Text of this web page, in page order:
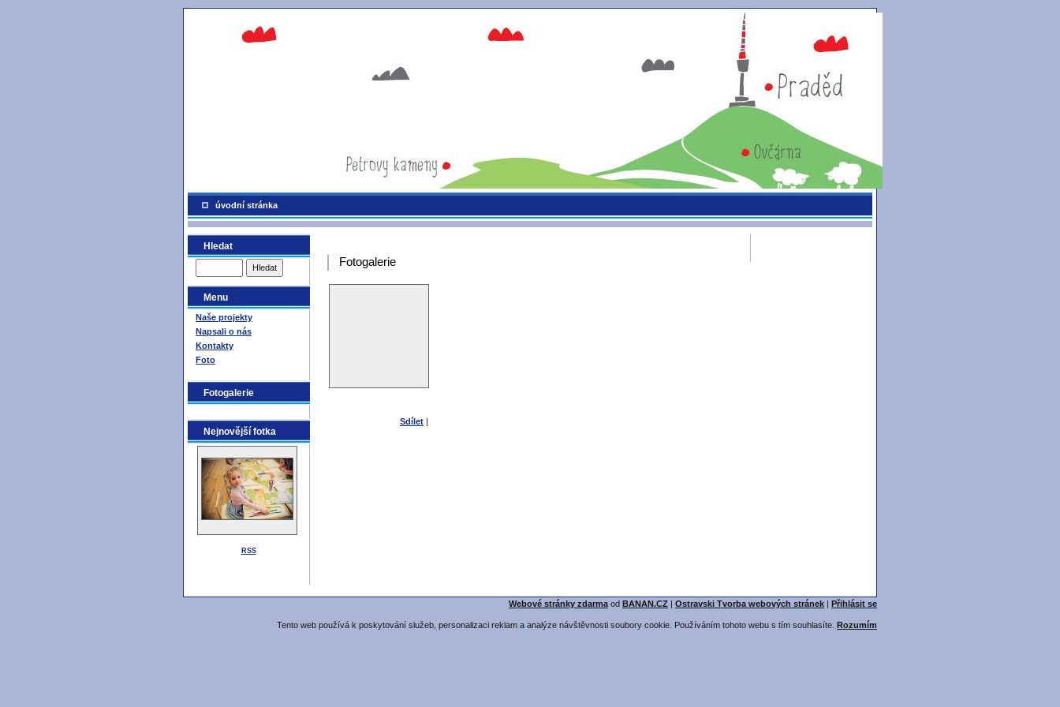
úvodní stránka
Hledat
Menu
Naše projekty
Napsali o nás
Kontakty
Foto
Fotogalerie
Nejnovější fotka
RSS
Fotogalerie
Sdílet |
Webové stránky zdarma od BANAN.CZ | Ostravski Tvorba webových stránek | Přihlásit se
Tento web používá k poskytování služeb, personalizaci reklam a analýze návštěvnosti soubory cookie. Používáním tohoto webu s tím souhlasíte. Rozumím